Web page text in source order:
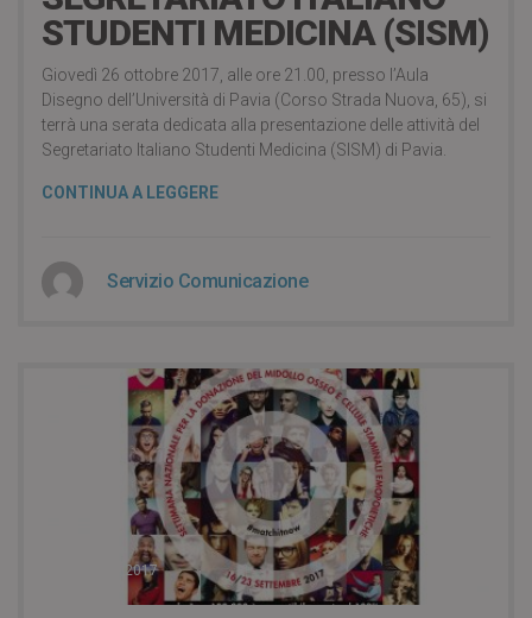
STUDENTI MEDICINA (SISM)
Giovedì 26 ottobre 2017, alle ore 21.00, presso l’Aula
Disegno dell’Università di Pavia (Corso Strada Nuova, 65), si
terrà una serata dedicata alla presentazione delle attività del
Segretariato Italiano Studenti Medicina (SISM) di Pavia.
CONTINUA A LEGGERE
Servizio Comunicazione
6 Settembre 2017